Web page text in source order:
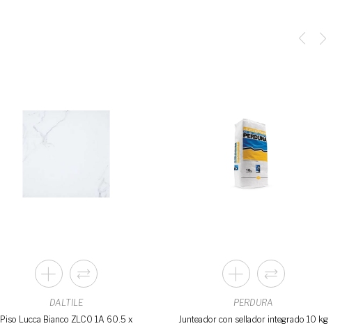
DALTILE
Piso Lucca Bianco ZLC0 1A 60.5 x
PERDURA
Junteador con sellador integrado 10 kg